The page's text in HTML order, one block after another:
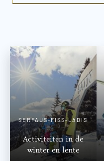
SERFAUS-FISS-LADIS
Activiteiten in de
winter en lente